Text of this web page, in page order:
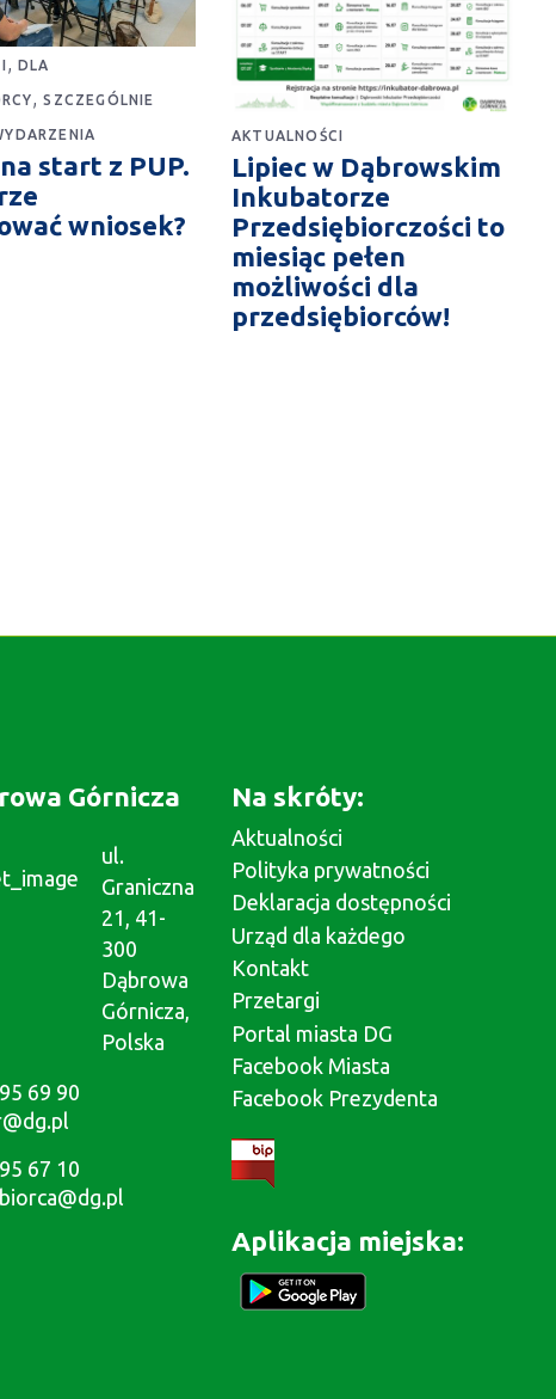
DLA
,SZCZEGÓLNIE
start z PUP.
wniosek?
AKTUALNOŚCI
Lipiec w Dąbrowskim
Inkubatorze
Przedsiębiorczości to
miesiąc pełen
możliwości dla
przedsiębiorców!
Górnicza
ul.
Graniczna
21, 41-
300
Dąbrowa
Górnicza,
Polska
69 90
67 10
Na skróty:
Aktualności
Polityka prywatności
Deklaracja dostępności
Urząd dla każdego
Kontakt
Przetargi
Portal miasta DG
Facebook Miasta
Facebook Prezydenta
Aplikacja miejska: